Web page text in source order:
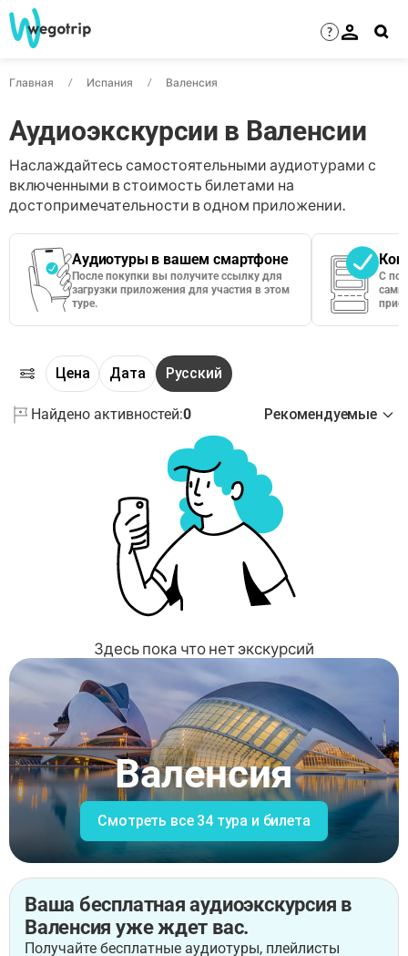
?
Главная Испания Валенсия
Аудиоэкскурсии в Валенсии
Наслаждайтесь самостоятельными аудиотурами с
включенными в стоимость билетами на
достопримечательности в одном приложении.
Аудиотуры в вашем смартфоне
После покупки вы получите ссылку для
загрузки приложения для участия в этом
туре.
С
сами
Цена Дата Русский
Найдено активностей:0 Рекомендуемые
Здесь пока что нет экскурсий
Валенсия
Смотреть все 34 тура и билета
Ваша бесплатная аудиоэкскурсия в
Валенсия уже ждет вас.
Получайте бесплатные аудиотуры, плейлисты